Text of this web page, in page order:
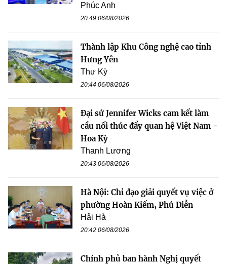
Phúc Anh
20:49 06/08/2026
Thành lập Khu Công nghệ cao tỉnh
Hưng Yên
Thư Kỳ
20:44 06/08/2026
Đại sứ Jennifer Wicks cam kết làm
cầu nối thúc đẩy quan hệ Việt Nam -
Hoa Kỳ
Thanh Lương
20:43 06/08/2026
Hà Nội: Chỉ đạo giải quyết vụ việc ở
phường Hoàn Kiếm, Phú Diễn
Hải Hà
20:42 06/08/2026
Chính phủ ban hành Nghị quyết